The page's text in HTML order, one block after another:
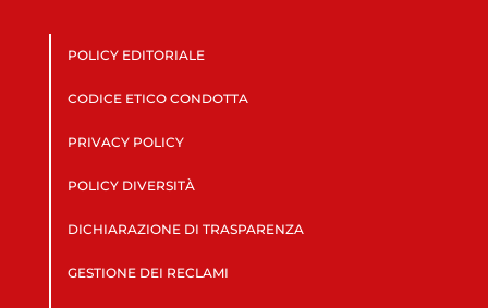
POLICY EDITORIALE
CODICE ETICO CONDOTTA
PRIVACY POLICY
POLICY DIVERSITÀ
DICHIARAZIONE DI TRASPARENZA
GESTIONE DEI RECLAMI